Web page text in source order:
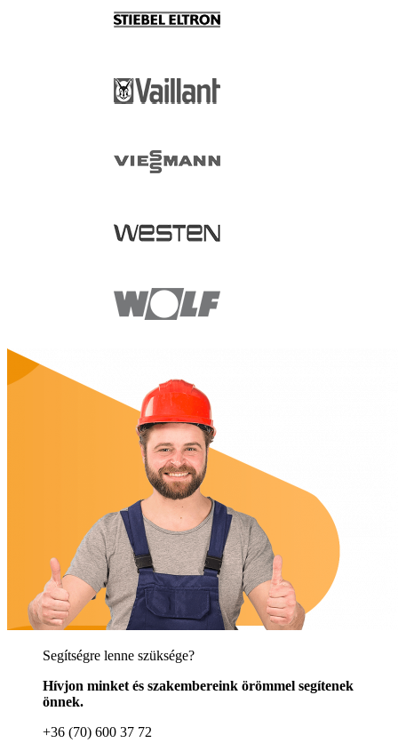
Segítségre lenne szüksége?
Hívjon minket és szakembereink örömmel segítenek
önnek.
+36 (70) 600 37 72